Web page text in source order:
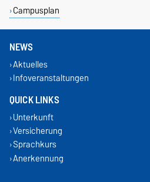
Campusplan
NEWS
Aktuelles
Infoveranstaltungen
QUICK LINKS
Unterkunft
Versicherung
Sprachkurs
Anerkennung